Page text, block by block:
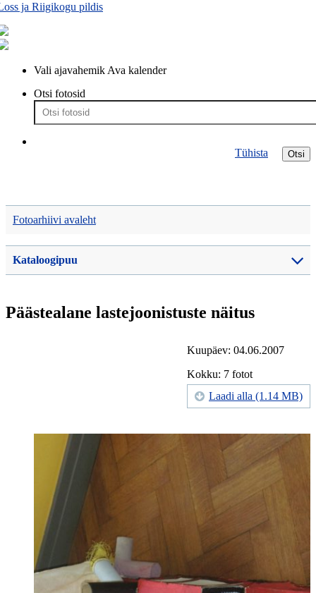
ja Riigikogu pildis
Vali ajavahemik Ava kalender
Otsi fotosid
Otsi
Tühista
Fotoarhiivi avaleht
Kataloogipuu
Päästealane lastejoonistuste näitus
Kuupäev: 04.06.2007
Kokku: 7 fotot
Laadi alla (1.14 MB)